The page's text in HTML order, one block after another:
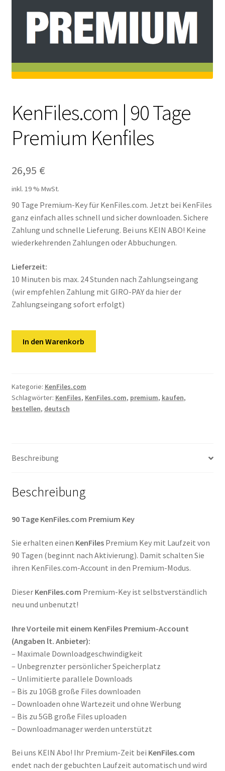
Filesmonster
Filespace
Ex-Load
File.al
FAQ – Häufige Fragen
Kontakt
Widerrufsbelehrung
Zahlungsarten
KenFiles.com | 90 Tage
Premium Kenfiles
26,95 €
inkl. 19 % MwSt.
90 Tage Premium-Key für KenFiles.com. Jetzt bei KenFiles
ganz einfach alles schnell und sicher downloaden. Sichere
Zahlung und schnelle Lieferung. Bei uns KEIN ABO! Keine
wiederkehrenden Zahlungen oder Abbuchungen.
Lieferzeit:
10 Minuten bis max. 24 Stunden nach Zahlungseingang
(wir empfehlen Zahlung mit GIRO-PAY da hier der
Zahlungseingang sofort erfolgt)
Premium
Kenfiles
Menge
In den Warenkorb
Kategorie: KenFiles.com
Schlagwörter: KenFiles, KenFiles.com, premium, kaufen,
bestellen, deutsch
Beschreibung
Beschreibung
90 Tage KenFiles.com Premium Key
Sie erhalten einen KenFilesPremium Key mit Laufzeit von
90 Tagen (beginnt nach Aktivierung). Damit schalten Sie
ihren KenFiles.com-Account in den Premium-Modus.
Dieser KenFiles.com Premium-Key ist selbstverständlich
neu und unbenutzt!
Ihre Vorteile mit einem KenFiles Premium-Account
(Angaben lt. Anbieter):
– Maximale Downloadgeschwindigkeit
– Unbegrenzter persönlicher Speicherplatz
– Unlimitierte parallele Downloads
– Bis zu 10GB große Files downloaden
– Downloaden ohne Wartezeit und ohne Werbung
– Bis zu 5GB große Files uploaden
– Downloadmanager werden unterstützt
Bei uns KEIN Abo! Ihr Premium-Zeit bei KenFiles.com
endet nach der gebuchten Laufzeit automatisch und wird